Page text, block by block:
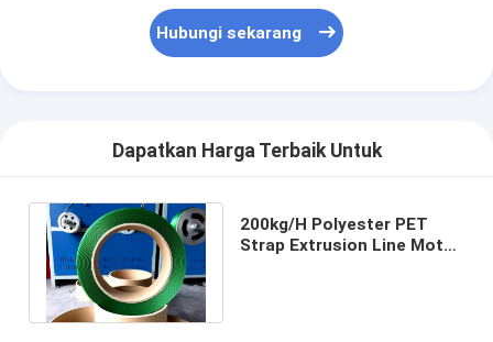
Hubungi sekarang
Dapatkan Harga Terbaik Untuk
200kg/H Polyester PET
Strap Extrusion Line Motor